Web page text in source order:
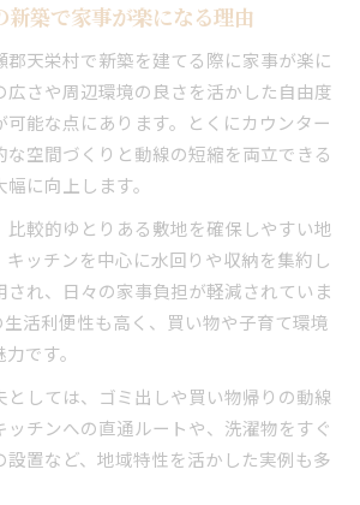
新築で家事が楽になる理由
郡天栄村で新築を建てる際に家事が楽に
広さや周辺環境の良さを活かした自由度
可能な点にあります。とくにカウンター
な空間づくりと動線の短縮を両立できる
に向上します。
比較的ゆとりある敷地を確保しやすい地
ッチンを中心に水回りや収納を集約し
され、日々の家事負担が軽減されていま
活利便性も高く、買い物や子育て環境
です。
としては、ゴミ出しや買い物帰りの動線
ッチンへの直通ルートや、洗濯物をすぐ
設置など、地域特性を活かした実例も多